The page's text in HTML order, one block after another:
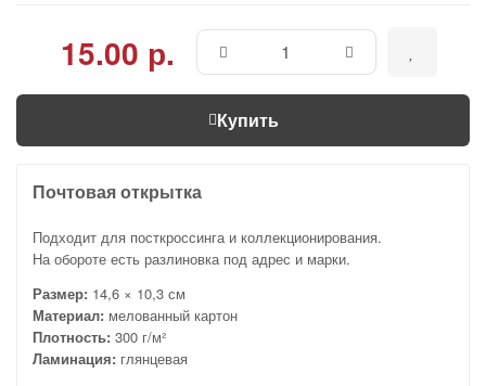
15.00 р.
Купить
Почтовая открытка
Подходит для посткроссинга и коллекционирования.
На обороте есть разлиновка под адрес и марки.
Размер: 14,6 × 10,3 см
Материал: мелованный картон
Плотность: 300 г/м²
Ламинация: глянцевая